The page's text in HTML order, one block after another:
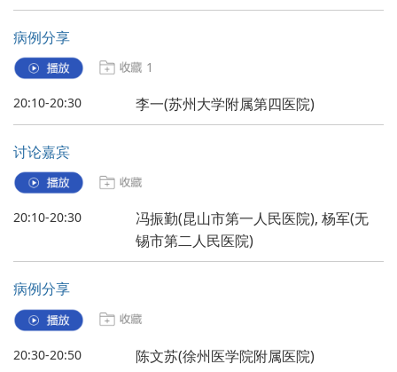
病例分享
1
20:10-20:30 李一(苏州大学附属第四医院)
讨论嘉宾
20:10-20:30
冯振勤(昆山市第一人民医院), 杨军(无
锡市第二人民医院)
病例分享
20:30-20:50 陈文苏(徐州医学院附属医院)